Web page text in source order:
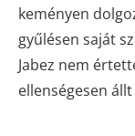
keményen
gyűlésen saját
Jabez nem
ellenségesen